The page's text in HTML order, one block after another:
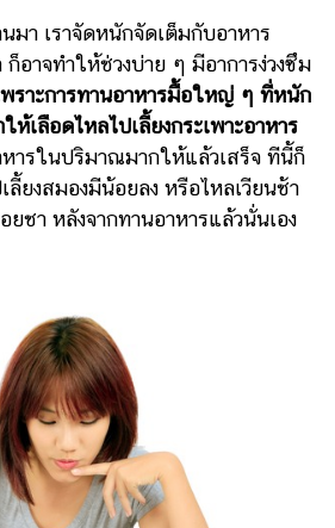
เราจัดหนักจัดเต็มกับอาหาร
อาจทำให้ช่วงบ่าย ๆ มีอาการง่วงซึม
พราะการทานอาหารมื้อใหญ่ ๆ ที่หนัก
ห้เลือดไหลไปเลี้ยงกระเพาะอาหาร
หารในปริมาณมากให้แล้วเสร็จ ทีนี้ก็
ลี้ยงสมองมีน้อยลง หรือไหลเวียนช้า
ยชา หลังจากทานอาหารแล้วนั่นเอง